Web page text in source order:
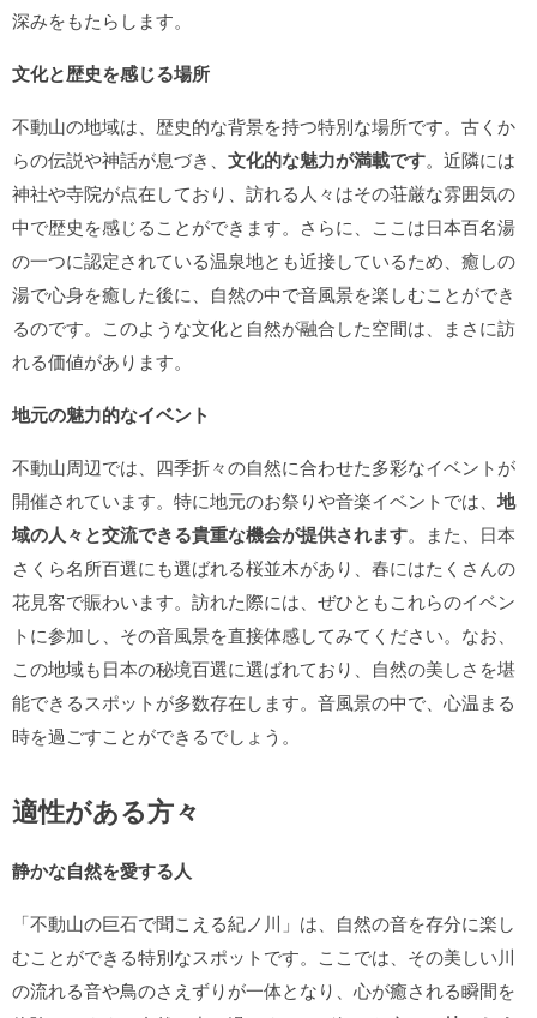
深みをもたらします。
文化と歴史を感じる場所
不動山の地域は、歴史的な背景を持つ特別な場所です。古くか
らの伝説や神話が息づき、 文化的な魅力が満載です。近隣には
神社や寺院が点在しており、訪れる人々はその荘厳な雰囲気の
中で歴史を感じることができます。さらに、ここは日本百名湯
の一つに認定されている温泉地とも近接しているため、癒しの
湯で心身を癒した後に、自然の中で音風景を楽しむことができ
るのです。このような文化と自然が融合した空間は、まさに訪
れる価値があります。
地元の魅力的なイベント
不動山周辺では、四季折々の自然に合わせた多彩なイベントが
開催されています。特に地元のお祭りや音楽イベントでは、 地
域の人々と交流できる貴重な機会が提供されます。また、日本
さくら名所百選にも選ばれる桜並木があり、春にはたくさんの
花見客で賑わいます。訪れた際には、ぜひともこれらのイベン
トに参加し、その音風景を直接体感してみてください。なお、
この地域も日本の秘境百選に選ばれており、自然の美しさを堪
能できるスポットが多数存在します。音風景の中で、心温まる
時を過ごすことができるでしょう。
適性がある方々
静かな自然を愛する人
「不動山の巨石で聞こえる紀ノ川」は、自然の音を存分に楽し
むことができる特別なスポットです。ここでは、その美しい川
の流れる音や鳥のさえずりが一体となり、心が癒される瞬間を